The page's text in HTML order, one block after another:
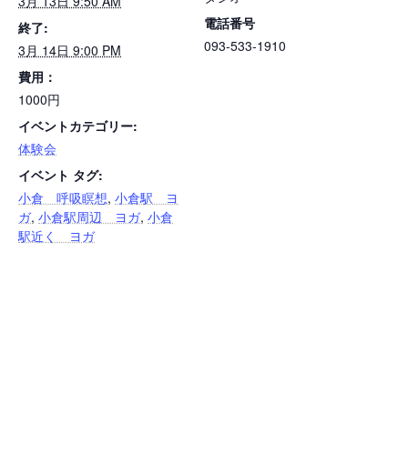
終了:
3月 14日 9:00 PM
費用：
1000円
イベントカテゴリー:
体験会
イベント タグ:
小倉 呼吸瞑想, 小倉駅 ヨ
ガ, 小倉駅周辺 ヨガ, 小倉
駅近く ヨガ
電話番号
093-533-1910